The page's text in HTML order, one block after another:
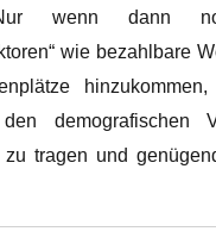
wenn dann
wie bezahlbare
demografischen
zu tragen und